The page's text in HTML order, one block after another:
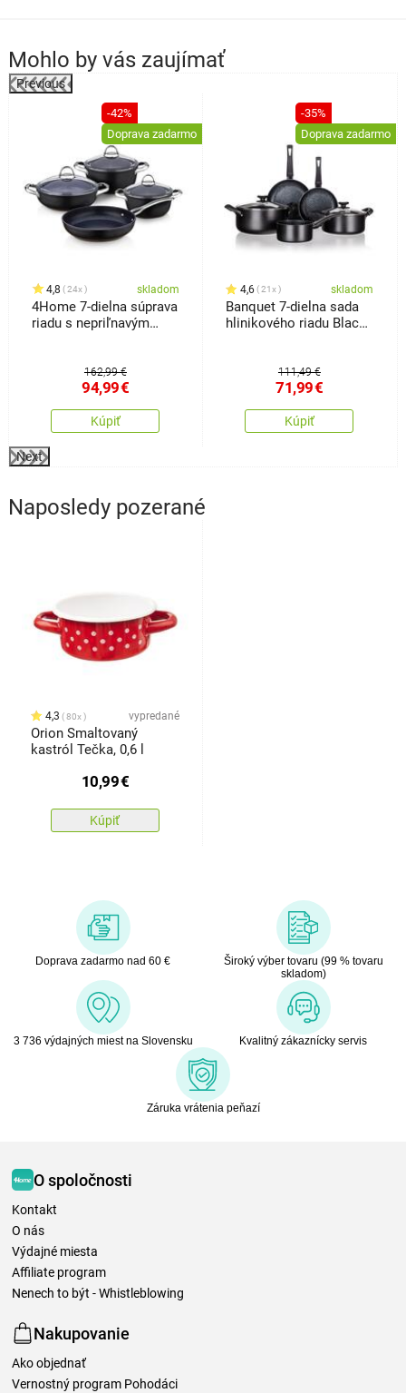
Mohlo by vás zaujímať
Previous
-42%
Doprava zadarmo
4,8 24x skladom
4Home 7-dielna súprava
riadu s nepriľnavým
162,99 €
94,99€
Kúpiť
-35%
Doprava zadarmo
4,6 21x skladom
Banquet 7-dielna sada
hlinikového riadu Black
111,49 €
71,99€
Kúpiť
Next
Naposledy pozerané
4,3 80x vypredané
Orion Smaltovaný
kastról Tečka, 0,6 l
10,99€
Kúpiť
Doprava zadarmo nad 60 €
Široký výber tovaru (99 % tovaru
skladom)
3 736 výdajných miest na Slovensku Kvalitný zákaznícky servis
Záruka vrátenia peňazí
O spoločnosti
Kontakt
O nás
Výdajné miesta
Affiliate program
Nenech to být - Whistleblowing
Nakupovanie
Ako objednať
Vernostný program Pohodáci